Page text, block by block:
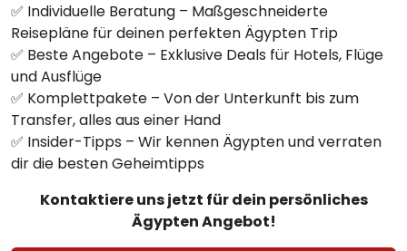
✅ Individuelle Beratung – Maßgeschneiderte
Reisepläne für deinen perfekten Ägypten Trip
✅ Beste Angebote – Exklusive Deals für Hotels, Flüge
und Ausflüge
✅ Komplettpakete – Von der Unterkunft bis zum
Transfer, alles aus einer Hand
✅ Insider-Tipps – Wir kennen Ägypten und verraten
dir die besten Geheimtipps
Kontaktiere uns jetzt für dein persönliches
Ägypten Angebot!